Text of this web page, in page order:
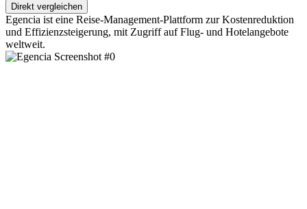
Direkt vergleichen
Egencia ist eine Reise-Management-Plattform zur Kostenreduktion
und Effizienzsteigerung, mit Zugriff auf Flug- und Hotelangebote
weltweit.